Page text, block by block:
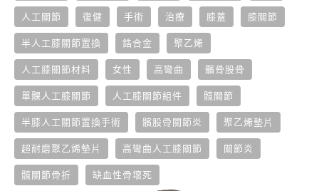
人工關節 復健 手術 治療 膝蓋 膝關節
半人工膝關節置換 鋯合金 聚乙烯
人工膝關節材料 女性 高彎曲 髕骨股骨
單髁人工膝關節 人工膝關節組件 髖關節
半膝人工關節置換手術 髕股骨關節炎 聚乙烯墊片
超耐磨聚乙烯墊片 高彎曲人工膝關節 關節炎
髖關節骨折 缺血性骨壞死